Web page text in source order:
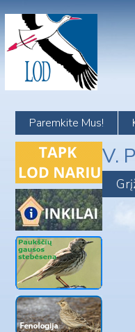
content
Paremkite Mus!
V.